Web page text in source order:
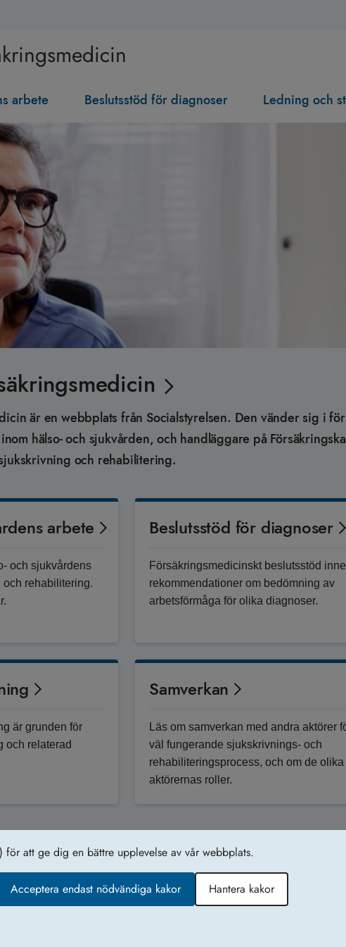
för att ge dig en bättre upplevelse av vår webbplats.
Acceptera endast nödvändiga kakor Hantera kakor
arbete Beslutsstöd för diagnoser Ledning och
är en webbplats från Socialstyrelsen. Den vänder sig i
hälso- och sjukvården, och handläggare på
och rehabilitering.
arbete
och sjukvårdens
rehabilitering.
Beslutsstöd för diagnoser
Försäkringsmedicinskt beslutsstöd
rekommendationer om bedömning av
arbetsförmåga för olika diagnoser.
är grunden för
och relaterad
Samverkan
Läs om samverkan med andra aktörer
väl fungerande sjukskrivnings- och
rehabiliteringsprocess, och om de olika
aktörernas roller.
Tillgänglighetsredogörelse